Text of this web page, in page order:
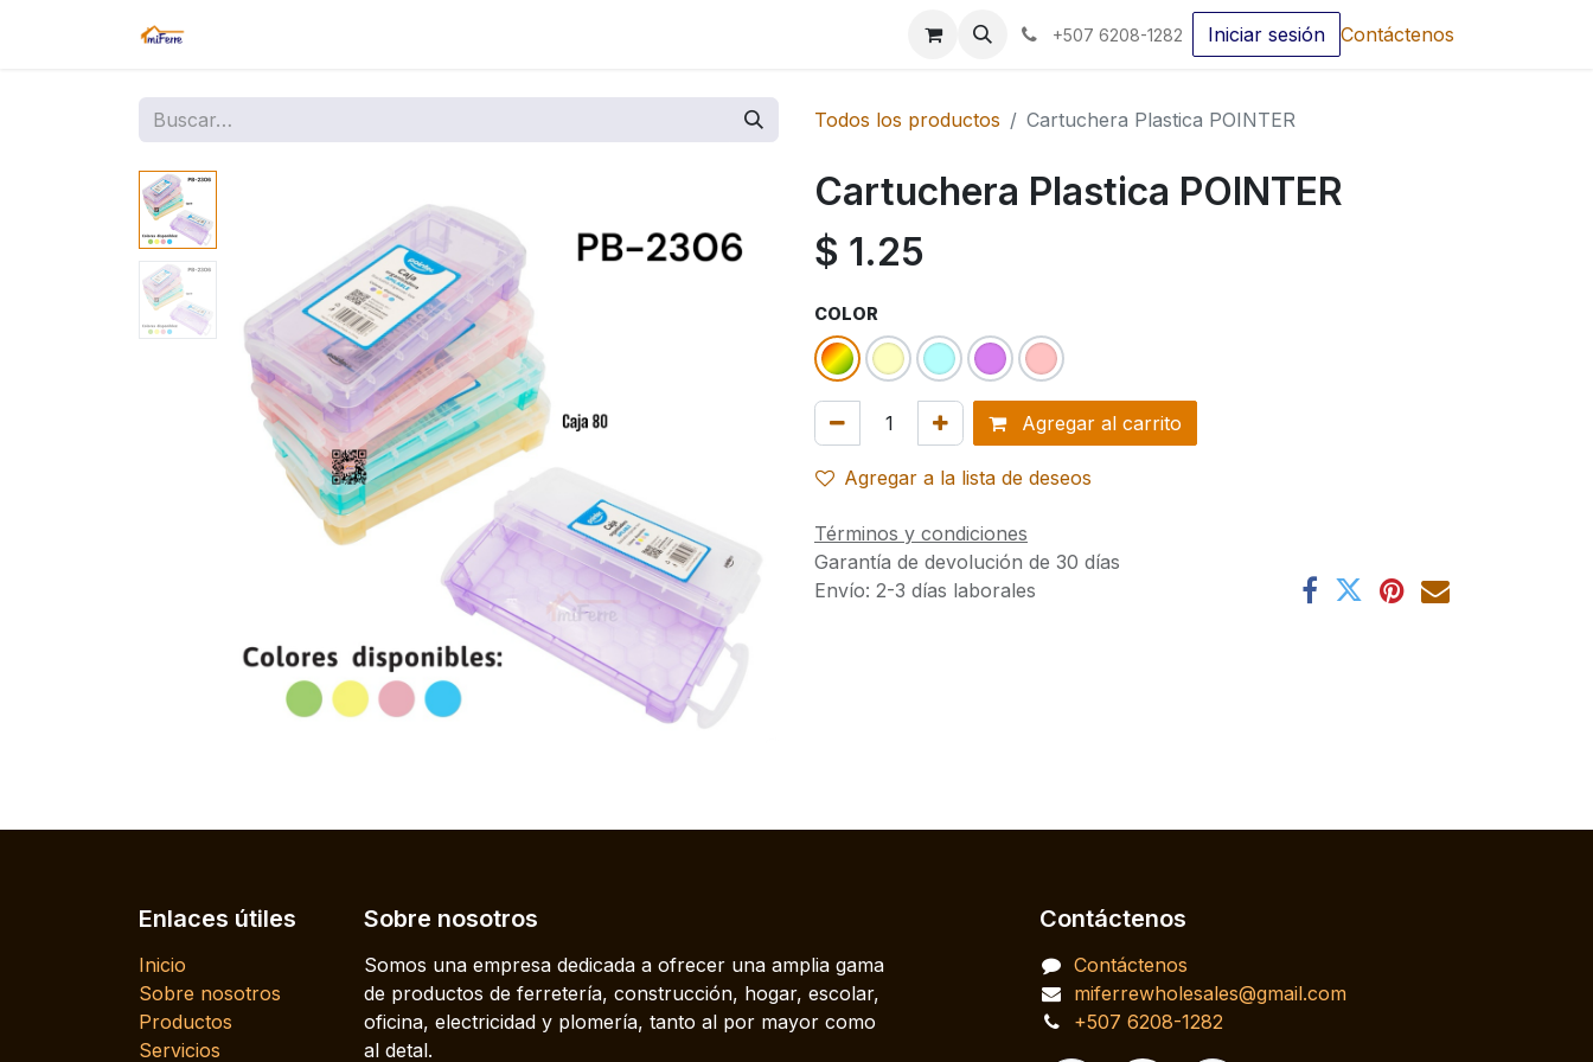
+507 6208-1282 Iniciar sesión Contáctenos
Todos los productos Cartuchera Plastica POINTER
Cartuchera Plastica POINTER
$ 1.25
COLOR
Agregar al carrito
Agregar a la lista de deseos
Términos y condiciones
Garantía de devolución de 30 días
Envío: 2-3 días laborales
Enlaces útiles
Inicio
Sobre nosotros
Productos
Servicios
Sobre nosotros
Somos una empresa dedicada a ofrecer una amplia gama
de productos de ferretería, construcción, hogar, escolar,
oficina, electricidad y plomería, tanto al por mayor como
al detal.
Contáctenos
Contáctenos
miferrewholesales@gmail.com
+507 6208-1282